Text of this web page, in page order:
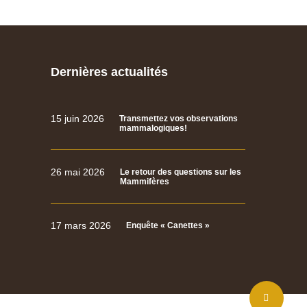
Dernières actualités
15 juin 2026
Transmettez vos observations
mammalogiques!
26 mai 2026
Le retour des questions sur les
Mammifères
17 mars 2026 Enquête « Canettes »